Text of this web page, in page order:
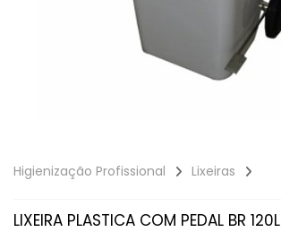
Higienização Profissional Lixeiras
LIXEIRA PLASTICA COM PEDAL BR 120L